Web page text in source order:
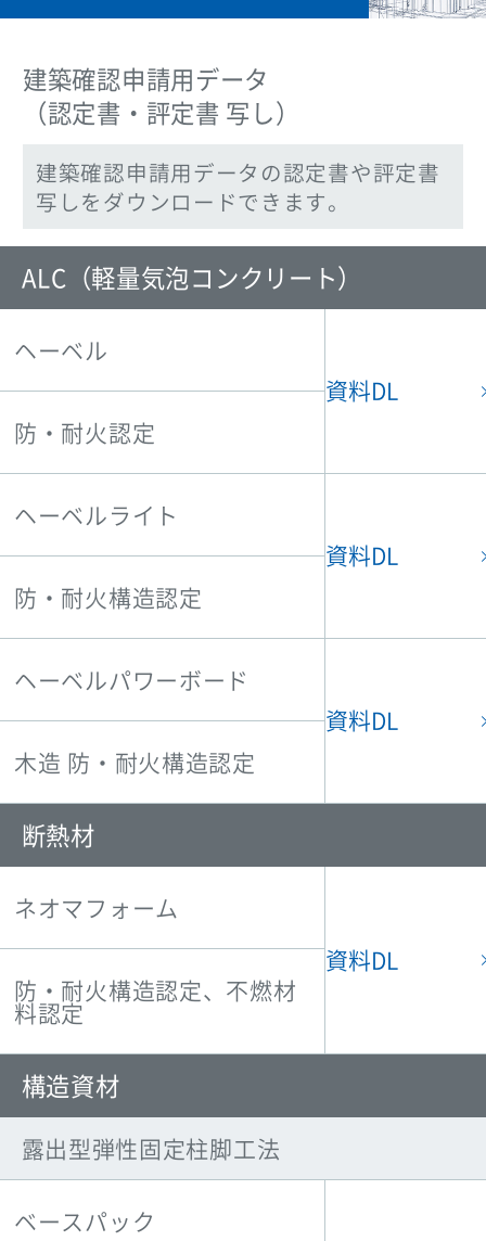
しては、弊社は一切の責任を負いかねま
すのでご注意ください。
更する場合があります。
※ダウンロード可能なデータの詳細は各
ページでご確認ください。
建築確認申請用データ
（認定書・評定書 写し）
建築確認申請用データの認定書や評定書
写しをダウンロードできます。
ALC（軽量気泡コンクリート）
ヘーベル
防・耐火認定
資料DL
ヘーベルライト
防・耐火構造認定
資料DL
ヘーベルパワーボード
木造 防・耐火構造認定
資料DL
断熱材
ネオマフォーム
防・耐火構造認定、不燃材
料認定
資料DL
構造資材
露出型弾性固定柱脚工法
ベースパック